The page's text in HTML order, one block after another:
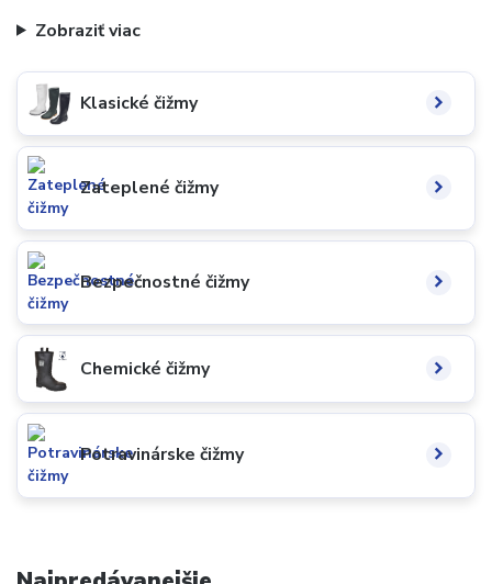
Zobraziť viac
Klasické čižmy
Zateplené čižmy
Bezpečnostné čižmy
Chemické čižmy
Potravinárske čižmy